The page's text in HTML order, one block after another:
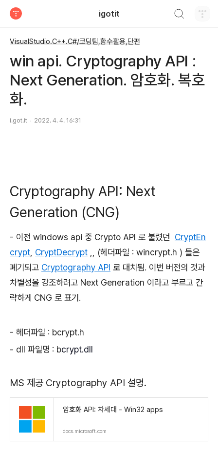
igotit
VisualStudio.C++.C#/코딩팁,함수활용,단편
win api. Cryptography API :
Next Generation. 암호화. 복호
화.
i.got.it 2022. 4. 4. 16:31
Cryptography API: Next
Generation (CNG)
- 이전 windows api 중 Crypto API 로 불렸던 CryptEn
crypt CryptDecrypt ,, (헤더파일 : wincrypt.h ) 들은
폐기되고 Cryptography API 로 대치됨. 이번 버전의 것과
차별성을 강조하려고 Next Generation 이라고 부르고 간
략하게 CNG 로 표기.
- 헤더파일 : bcrypt.h
- dll 파일명 : bcrypt.dll
MS 제공 Cryptography API 설명.
암호화 API: 차세대 - Win32 apps
docs.microsoft.com